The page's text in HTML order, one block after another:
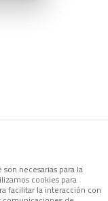
necesarias para la
cookies para
facilitar la interacción con